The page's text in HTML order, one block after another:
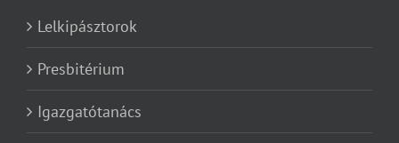
Lelkipásztorok
Presbitérium
Igazgatótanács